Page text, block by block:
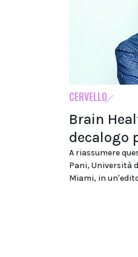
CERVELLO
Brain
decalogo
A riassumere
Pani, Università
Miami, in